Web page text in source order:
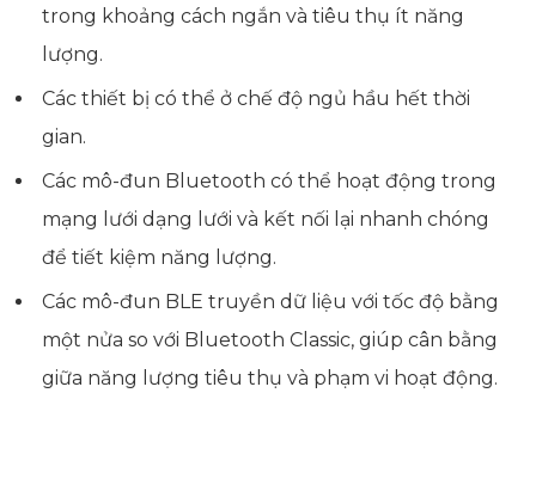
trong khoảng cách ngắn và tiêu thụ ít năng
lượng.
Các thiết bị có thể ở chế độ ngủ hầu hết thời
gian.
Các mô-đun Bluetooth có thể hoạt động trong
mạng lưới dạng lưới và kết nối lại nhanh chóng
để tiết kiệm năng lượng.
Các mô-đun BLE truyền dữ liệu với tốc độ bằng
một nửa so với Bluetooth Classic, giúp cân bằng
giữa năng lượng tiêu thụ và phạm vi hoạt động.